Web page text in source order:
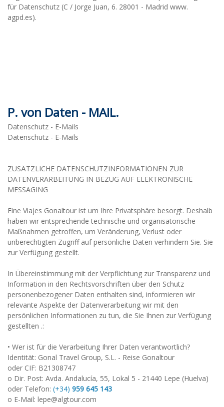
für Datenschutz (C / Jorge Juan, 6. 28001 - Madrid www.
agpd.es).
P. von Daten - MAIL.
Datenschutz - E-Mails
Datenschutz - E-Mails
ZUSÄTZLICHE DATENSCHUTZINFORMATIONEN ZUR
DATENVERARBEITUNG IN BEZUG AUF ELEKTRONISCHE
MESSAGING
Eine Viajes Gonaltour ist um Ihre Privatsphäre besorgt. Deshalb
haben wir entsprechende technische und organisatorische
Maßnahmen getroffen, um Veränderung, Verlust oder
unberechtigten Zugriff auf persönliche Daten verhindern Sie. Sie
zur Verfügung gestellt.
In Übereinstimmung mit der Verpflichtung zur Transparenz und
Information in den Rechtsvorschriften über den Schutz
personenbezogener Daten enthalten sind, informieren wir
relevante Aspekte der Datenverarbeitung wir mit den
persönlichen Informationen zu tun, die Sie Ihnen zur Verfügung
gestellten .:
• Wer ist für die Verarbeitung Ihrer Daten verantwortlich?
Identität: Gonal Travel Group, S.L. - Reise Gonaltour
oder CIF: B21308747
o Dir. Post: Avda. Andalucía, 55, Lokal 5 - 21440 Lepe (Huelva)
oder Telefon: (+34) 959 645 143
o E-Mail: lepe@algtour.com